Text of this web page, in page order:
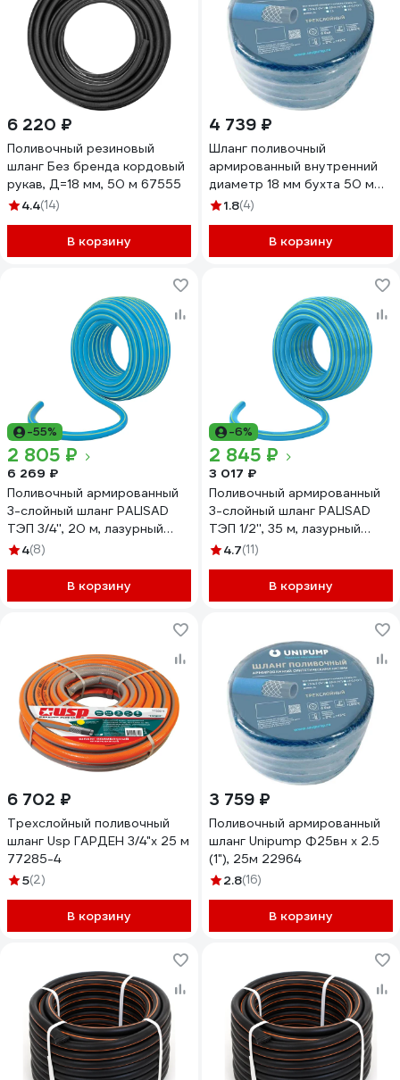
6 220 ₽
Поливочный резиновый
шланг Без бренда кордовый
рукав, Д=18 мм, 50 м 67555
4.4(14)
В корзину
4 739 ₽
Шланг поливочный
армированный внутренний
диаметр 18 мм бухта 50 м
3/4" UNIPUMP 23551
1.8(4)
В корзину
-55%
2 805 ₽
6 269 ₽
Поливочный армированный
3-слойный шланг PALISAD
ТЭП 3/4'', 20 м, лазурный
PALISAD 67108
4(8)
В корзину
-6%
2 845 ₽
3 017 ₽
Поливочный армированный
3-слойный шланг PALISAD
ТЭП 1/2'', 35 м, лазурный
PALISAD 67107
4.7(11)
В корзину
6 702 ₽
Трехслойный поливочный
шланг Usp ГАРДЕН 3/4"х 25 м
77285-4
5(2)
В корзину
3 759 ₽
Поливочный армированный
шланг Unipump Ф25вн х 2.5
(1"), 25м 22964
2.8(16)
В корзину